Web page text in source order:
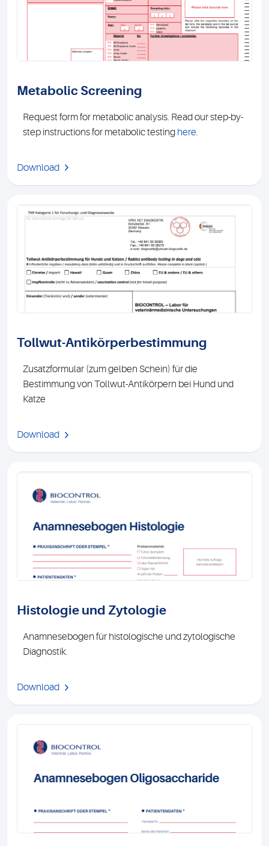
Metabolic Screening
Request form for metabolic analysis. Read our step-by-
step instructions for metabolic testing here.
Download
Tollwut-Antikörperbestimmung
Zusatzformular (zum gelben Schein) für die
Bestimmung von Tollwut-Antikörpern bei Hund und
Katze
Download
Histologie und Zytologie
Anamnesebogen für histologische und zytologische
Diagnostik.
Download